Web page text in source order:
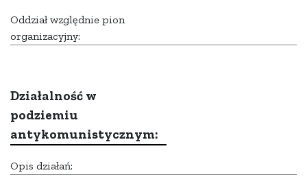
Oddział względnie pion
organizacyjny:
Działalność w
podziemiu
antykomunistycznym:
Opis działań: